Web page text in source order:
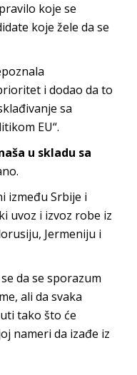
koje se
koje žele da se
i dodao da to
sa
EU“.
u skladu sa
između Srbije i
uvoz i izvoz robe iz
Jermeniju i
da se sporazum
ali da svaka
tako što će
nameri da izađe iz